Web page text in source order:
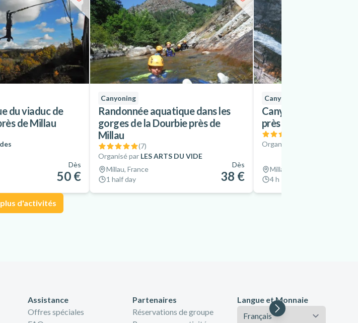
du viaduc de
de Millau
Dès
50 €
Canyoning
Randonnée aquatique dans les
gorges de la Dourbie près de
Millau
(7)
Organisé par LES ARTS DU VIDE
Millau, France
1 half day
Dès
38 €
Canyoning
Canyoning dans le
près de Millau
Organisé par
Millau, France
4 h
d'activités
Assistance
Offres spéciales
Partenaires
Réservations de groupe
Langue et Monnaie
Langue